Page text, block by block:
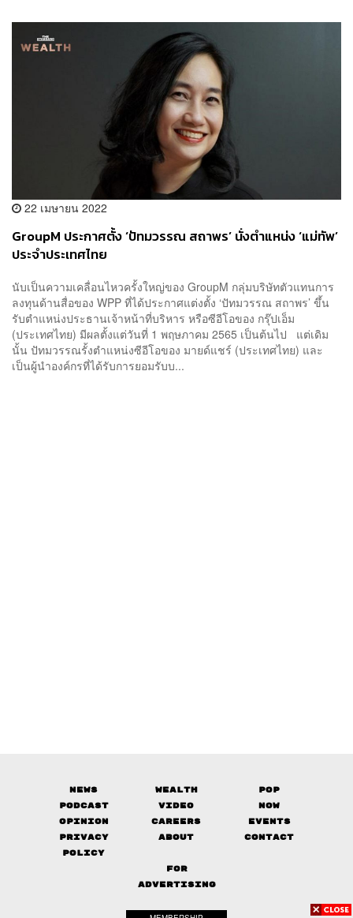
22 เมษายน 2022
GroupM ประกาศตั้ง ‘ปัทมวรรณ สถาพร’ นั่งตำแหน่ง ‘แม่ทัพ’
ประจำประเทศไทย
นับเป็นความเคลื่อนไหวครั้งใหญ่ของ GroupM กลุ่มบริษัทตัวแทนการ
ลงทุนด้านสื่อของ WPP ที่ได้ประกาศแต่งตั้ง ‘ปัทมวรรณ สถาพร’ ขึ้น
รับตำแหน่งประธานเจ้าหน้าที่บริหาร หรือซีอีโอของ กรุ๊ปเอ็ม
(ประเทศไทย) มีผลตั้งแต่วันที่ 1 พฤษภาคม 2565 เป็นต้นไป แต่เดิม
นั้น ปัทมวรรณรั้งตำแหน่งซีอีโอของ มายด์แชร์ (ประเทศไทย) และ
เป็นผู้นำองค์กรที่ได้รับการยอมรับบ...
News Wealth
Pop
Podcast
Video
Now
Opinion
Careers
Events
Privacy
Policy
About Contact
FOR
ADVERTISING